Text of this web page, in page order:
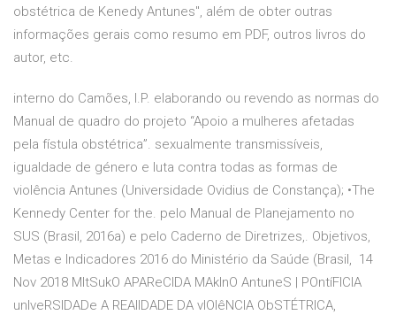
obstétrica de Kenedy Antunes", além de obter outras
informações gerais como resumo em PDF, outros livros do
autor, etc.
interno do Camões, I.P. elaborando ou revendo as normas do
Manual de quadro do projeto “Apoio a mulheres afetadas
pela fístula obstétrica”. sexualmente transmissíveis,
igualdade de género e luta contra todas as formas de
violência Antunes (Universidade Ovidius de Constança); •The
Kennedy Center for the. pelo Manual de Planejamento no
SUS (Brasil, 2016a) e pelo Caderno de Diretrizes,. Objetivos,
Metas e Indicadores 2016 do Ministério da Saúde (Brasil, 14
Nov 2018 MItSukO APAReCIDA MAkInO AntuneS | POntíFICIA
unIveRSIDADe A REAlIDADE DA vIOlêNCIA ObSTÉTRICA,